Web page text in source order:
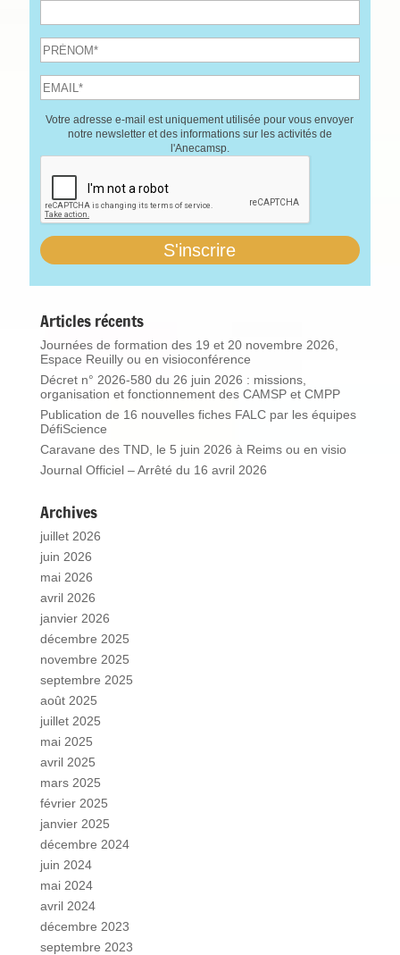
Votre adresse e-mail est uniquement utilisée pour vous envoyer
notre newsletter et des informations sur les activités de
l'Anecamsp.
Articles récents
Journées de formation des 19 et 20 novembre 2026,
Espace Reuilly ou en visioconférence
Décret n° 2026-580 du 26 juin 2026 : missions,
organisation et fonctionnement des CAMSP et CMPP
Publication de 16 nouvelles fiches FALC par les équipes
DéfiScience
Caravane des TND, le 5 juin 2026 à Reims ou en visio
Journal Officiel – Arrêté du 16 avril 2026
Archives
juillet 2026
juin 2026
mai 2026
avril 2026
janvier 2026
décembre 2025
novembre 2025
septembre 2025
août 2025
juillet 2025
mai 2025
avril 2025
mars 2025
février 2025
janvier 2025
décembre 2024
juin 2024
mai 2024
avril 2024
décembre 2023
septembre 2023